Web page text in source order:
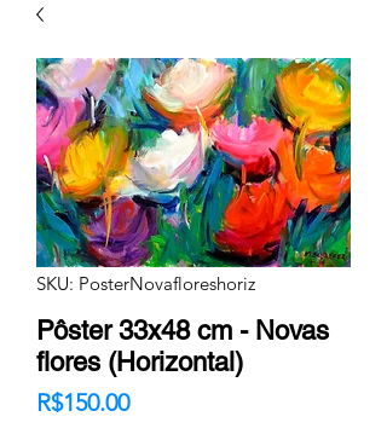
SKU: PosterNovafloreshoriz
Pôster 33x48 cm - Novas
flores (Horizontal)
R$150.00Price